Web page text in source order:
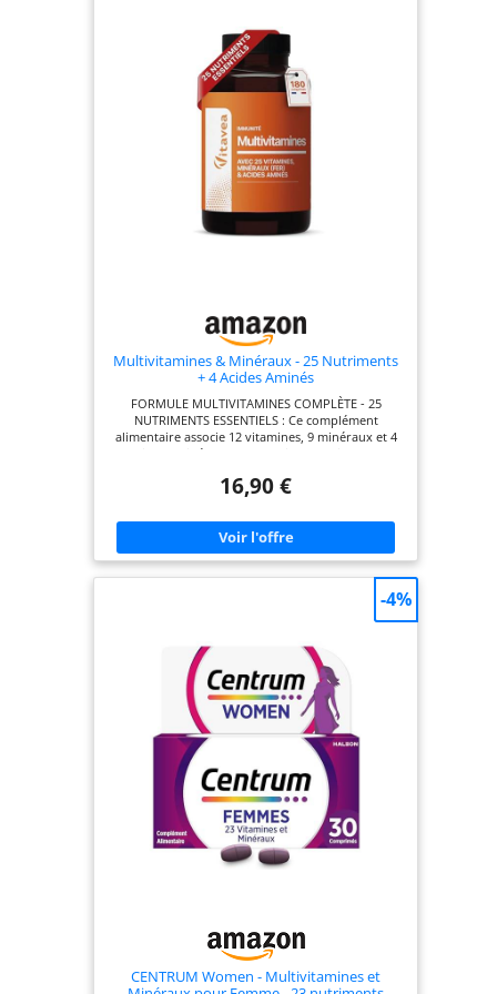
la vitalité de la mère. FER, ZINC, IODE ET SÉLÉNIUM
: Apporte les minéraux essentiels comme le fer
pour réduire la fatigue, le zinc pour une fertilité et
une reproduction normales, ainsi que l'iode et le
sélénium pour une fonction thyroïdienne
normale. PACK DE 3 ÉCONOMIQUE & 100%
NATUREL : Ce lot de 3 boîtes (3x30 gélules) offre
une cure de 3 mois. Nos gélules sont vegan,
formulées avec des ingrédients d'origine naturelle,
sans additifs artificiels, et fabriquées en Allemagne
selon des normes de qualité strictes.
Multivitamines & Minéraux - 25 Nutriments
+ 4 Acides Aminés
FORMULE MULTIVITAMINES COMPLÈTE - 25
NUTRIMENTS ESSENTIELS : Ce complément
alimentaire associe 12 vitamines, 9 minéraux et 4
acides aminés pour soutenir l’organisme au
accompagner votre énergie, vitalité et bien-être
L’ÉNERGIE : Les vitamines B2, B3, B5, B6, B9, B12 et
C contribuent à réduire la fatigue et l’épuisement
et participent au métabolisme énergétique
normal, pour rester actif au quotidien. SOUTIEN
particulièrement utile lors des changements de
saison. FORMES HAUTEMENT ASSIMILABLES &
POSOLOGIE SIMPLE : Vitamines sous formes
actives et minéraux bien assimilés, dont fer
bisglycinate. 1 comprimé par jour avec un grand
verre d’eau. Format 180 comprimés idéal pour
une cure longue durée. FABRICATION FRANÇAISE :
Fabrication dans nos laboratoires en Vendée,
selon des protocoles et normes stricts et
contrôlés. Garanti sans gluten, sans lactose, sans
sucre, sans gélatine, sans arôme ni colorant
artificiel.
16,90 €
CENTRUM Women - Multivitamines et
-4%